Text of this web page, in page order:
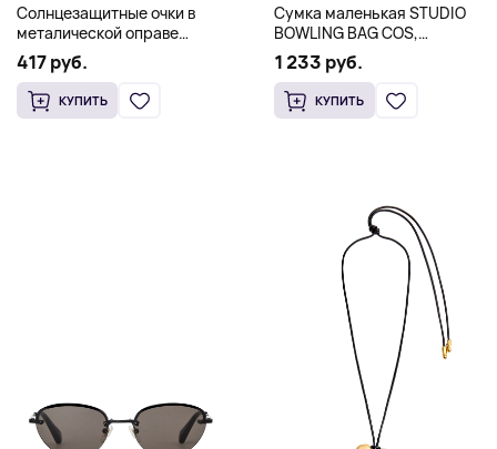
Солнцезащитные очки в
металической оправе
кошачий глаз COS,
черепаховый
417 руб.
КУПИТЬ
Сумка маленькая STUDIO
BOWLING BAG COS,
коричневый
1 233 руб.
КУПИТЬ